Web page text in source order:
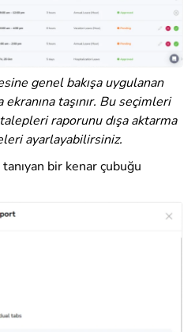
genel bakışa uygulanan
taşınır. Bu seçimleri
raporunu dışa aktarma
ayarlayabilirsiniz.
bir kenar çubuğu